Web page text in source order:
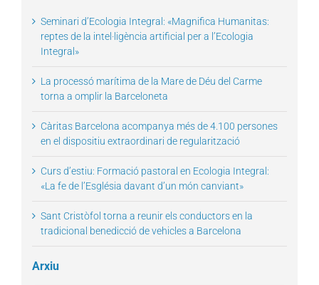
Seminari d’Ecologia Integral: «Magnifica Humanitas:
reptes de la intel·ligència artificial per a l’Ecologia
Integral»
La processó marítima de la Mare de Déu del Carme
torna a omplir la Barceloneta
Càritas Barcelona acompanya més de 4.100 persones
en el dispositiu extraordinari de regularització
Curs d’estiu: Formació pastoral en Ecologia Integral:
«La fe de l’Església davant d’un món canviant»
Sant Cristòfol torna a reunir els conductors en la
tradicional benedicció de vehicles a Barcelona
Arxiu